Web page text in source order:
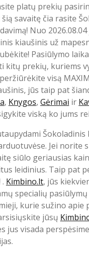
platų prekių
savaitę čia rasite
Nuo
kiaušinis už
Pasiūlymo
kitų prekių, kuriems
visą
jūs taip pat
, Knygos, Gėrimai ir
viską ko jums
Šokoladinis
Jei norite
siūlo geriausias
leidinius. Taip pat
Kimbino.lt, jūs
specialių pasiūlymų
kurie sužino apie
jūsų
jus visada